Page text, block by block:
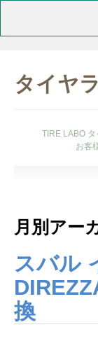
タイヤ
TIRE LABO
お客様の
月別アー
スバル
換